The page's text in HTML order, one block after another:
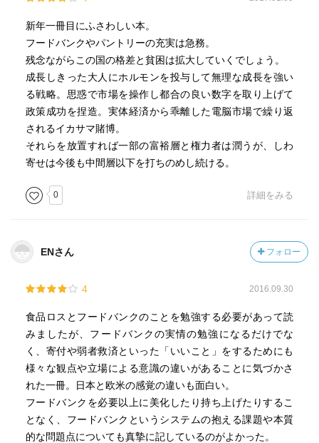
新年一冊目にふさわしい本。
フードバンクやパントリーの充実は急務。
残念ながらこの国の格差と貧困は拡大していくでしょう。
成長しきった大人にホルモンを投与して無理な成長を強い
る戦略。思惑で市場を操作し都合の良い数字を取り上げて
政策成功を捏造。実体経済から乖離した電脳市場で繰り返
されるイカサマ賭博。
それらを放置すれば一部の富裕層と権力者は潤うが、しわ
寄せは今後も中間層以下を打ちのめし続ける。
0 詳細をみる
ENさん フォロー
4 2016.09.30
食品ロスとフードバンクのことを勉強する必要があって読
みましたが、フードバンクの実情の勉強になるだけでな
く、寄付や弱者救済といった「いいこと」をするためにも
様々な観点や立場による意識の違いがあることに気づかさ
れた一冊。日本と欧米の感覚の違いも面白い。
フードバンクを必要以上に美化したり持ち上げたりするこ
となく、フードバンクというシステムの抱える課題や本質
的な問題点についても真摯に記しているのがよかった。